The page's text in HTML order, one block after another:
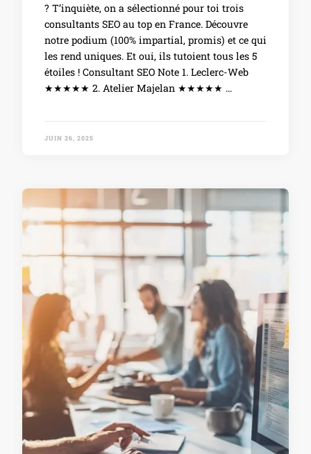
? T’inquiète, on a sélectionné pour toi trois
consultants SEO au top en France. Découvre
notre podium (100% impartial, promis) et ce qui
les rend uniques. Et oui, ils tutoient tous les 5
étoiles ! Consultant SEO Note 1. Leclerc-Web
★★★★★ 2. Atelier Majelan ★★★★★ …
JUIN 26, 2025